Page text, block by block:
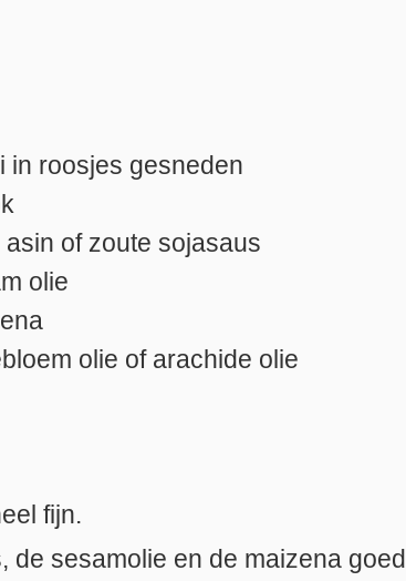
in roosjes gesneden
asin of zoute sojasaus
olie
olie of arachide olie
fijn.
de sesamolie en de maizena goed